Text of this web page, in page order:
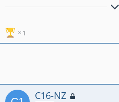
derOpelKadett - kurz
4-Rädrig:
945 Turbo Classic (Alltagsauto)
1
C16-NZ